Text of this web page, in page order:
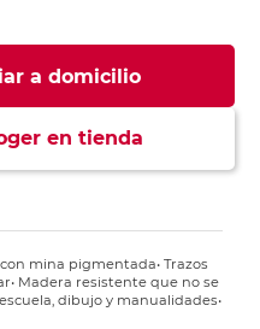
a domicilio
en tienda
mina pigmentada• Trazos
Madera resistente que no se
dibujo y manualidades•